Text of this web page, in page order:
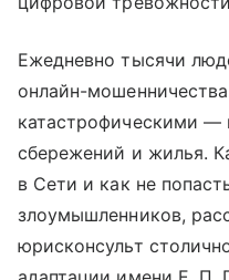
Ежедневно тысячи
онлайн-
катастрофическими —
сбережений и жилья.
в Сети и как не
злоумышленников,
юрисконсульт